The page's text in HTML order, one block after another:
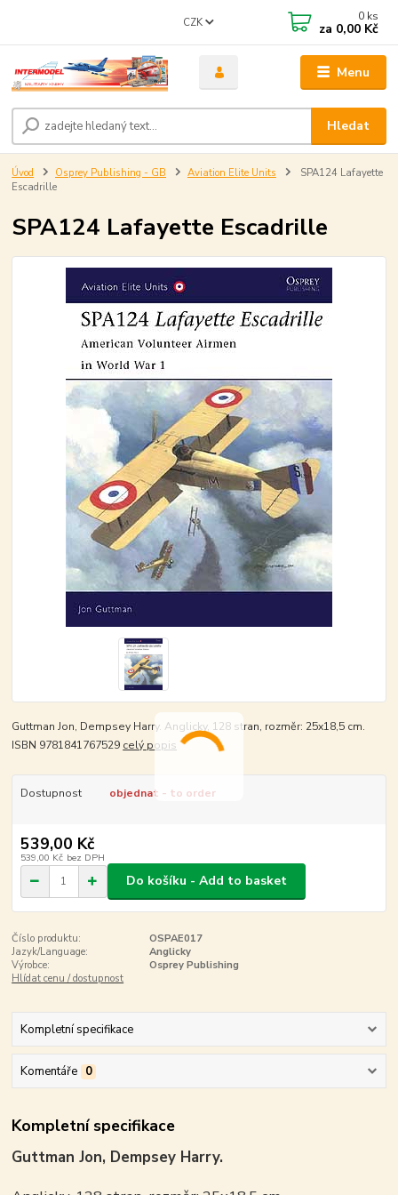
Menu
CZK
Hledat
0 ks
za 0,00 Kč
Úvod Osprey Publishing - GB Aviation Elite Units
SPA124 Lafayette
Escadrille
SPA124 Lafayette Escadrille
Guttman Jon, Dempsey Harry. Anglicky, 128 stran, rozměr: 25x18,5 cm.
ISBN 9781841767529 celý popis
Dostupnost objednat - to order
539,00 Kč
539,00 Kč bez DPH
Do košíku - Add to basket
Číslo produktu:
OSPAE017
Jazyk/Language:
Anglicky
Výrobce:
Osprey Publishing
Hlídat cenu / dostupnost
Kompletní specifikace
Komentáře 0
Kompletní specifikace
Guttman Jon, Dempsey Harry.